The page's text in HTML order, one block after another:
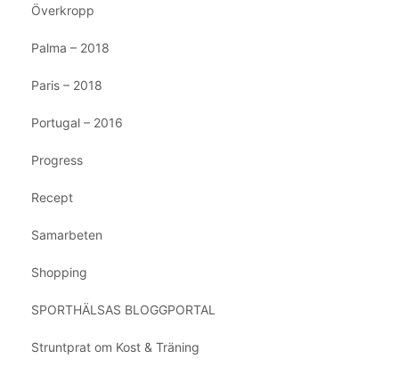
Överkropp
Palma – 2018
Paris – 2018
Portugal – 2016
Progress
Recept
Samarbeten
Shopping
SPORTHÄLSAS BLOGGPORTAL
Struntprat om Kost & Träning